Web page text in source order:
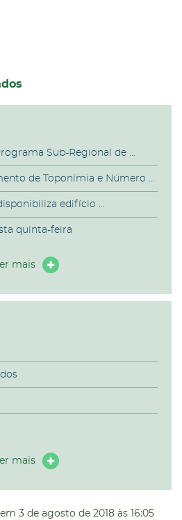
Sub-Regional de ...
de Toponímia e Número ...
edifício ...
quinta-feira
mais
mais
3 de agosto de 2018 às 16:05